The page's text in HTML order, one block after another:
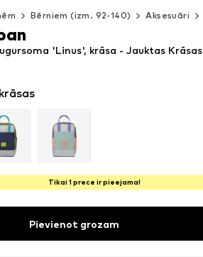
Bērniem (izm. 92-140) Aksesuāri
'Linus', krāsa - Jauktas Krāsas
Tikai 1 prece ir pieejama!
Pievienot grozam